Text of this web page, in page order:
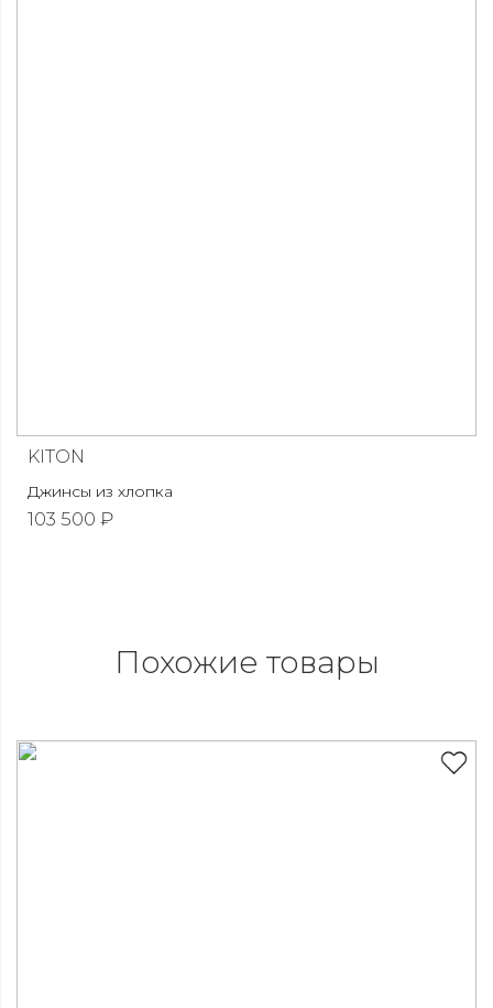
KITON
Джинсы из хлопка
103 500 ₽
Похожие товары